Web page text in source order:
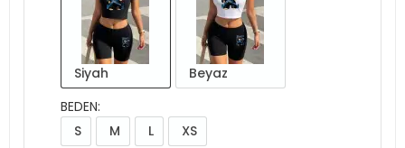
Siyah
Beyaz
BEDEN:
S
M L XS